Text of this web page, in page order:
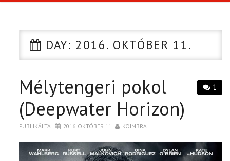
CIKK
PÓLÓ RENDELÉS
DAY: 2016. OKTÓBER 11.
1
Mélytengeri pokol
(Deepwater Horizon)
PUBLIKÁLTA 2016. OKTÓBER 11. KOIMBRA